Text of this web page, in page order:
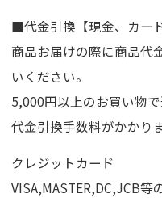
■代金引換【現金、カー
商品お届けの際に商品代
いください。
5,000円以上のお買い物
代金引換手数料がかかり
クレジットカード
VISA,MASTER,DC,JCB等